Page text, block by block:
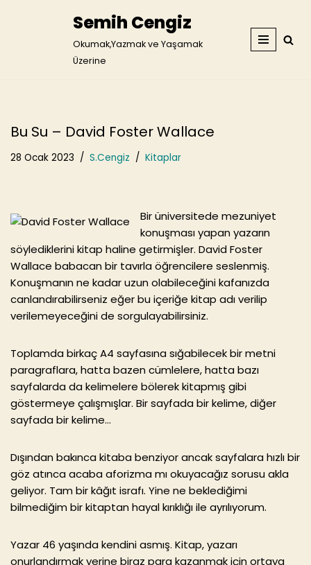
Semih Cengiz
Okumak,Yazmak ve Yaşamak
Üzerine
Bu Su – David Foster Wallace
28 Ocak 2023 S.Cengiz Kitaplar
Bir üniversitede mezuniyet
konuşması yapan yazarın
söylediklerini kitap haline getirmişler. David Foster
Wallace babacan bir tavırla öğrencilere seslenmiş.
Konuşmanın ne kadar uzun olabileceğini kafanızda
canlandırabilirseniz eğer bu içeriğe kitap adı verilip
verilemeyeceğini de sorgulayabilirsiniz.
Toplamda birkaç A4 sayfasına sığabilecek bir metni
paragraflara, hatta bazen cümlelere, hatta bazı
sayfalarda da kelimelere bölerek kitapmış gibi
göstermeye çalışmışlar. Bir sayfada bir kelime, diğer
sayfada bir kelime…
Dışından bakınca kitaba benziyor ancak sayfalara hızlı bir
göz atınca acaba aforizma mı okuyacağız sorusu akla
geliyor. Tam bir kâğıt israfı. Yine ne beklediğimi
bilmediğim bir kitaptan hayal kırıklığı ile ayrılıyorum.
Yazar 46 yaşında kendini asmış. Kitap, yazarı
onurlandırmak yerine biraz para kazanmak için ortaya